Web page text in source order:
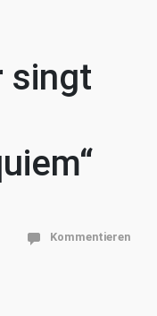
singt
Kommentieren